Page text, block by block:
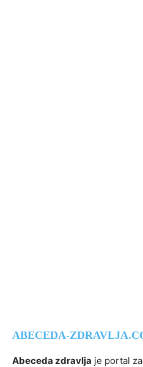
ABECEDA-
Abeceda zdravlja je portal